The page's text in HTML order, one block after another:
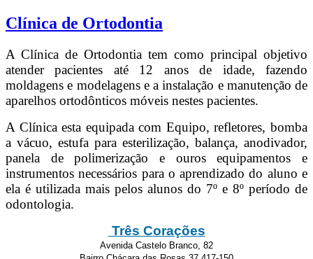
Clínica de Ortodontia
A Clínica de Ortodontia tem como principal objetivo
atender pacientes até 12 anos de idade, fazendo
moldagens e modelagens e a instalação e manutenção de
aparelhos ortodônticos móveis nestes pacientes.
A Clínica esta equipada com Equipo, refletores, bomba
a vácuo, estufa para esterilização, balança, anodivador,
panela de polimerização e ouros equipamentos e
instrumentos necessários para o aprendizado do aluno e
ela é utilizada mais pelos alunos do 7º e 8º período de
odontologia.
Três Corações
Avenida Castelo Branco, 82